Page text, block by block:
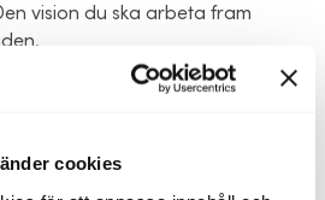
cookies
vision du ska arbeta fram
dig en bild av hur framtiden
the ordinary.